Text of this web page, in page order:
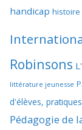
handicap histoire
Robinsons
littérature jeunesse
d'élèves,
Pédagogie de